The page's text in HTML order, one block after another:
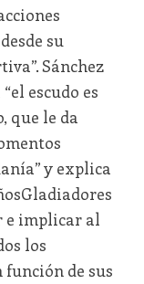
su
Sánchez
escudo es
que le da
y explica
e implicar al
los
de sus